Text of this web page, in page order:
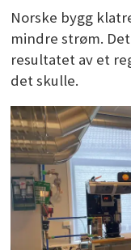
Norske bygg
mindre strøm.
resultatet av et
det skulle.